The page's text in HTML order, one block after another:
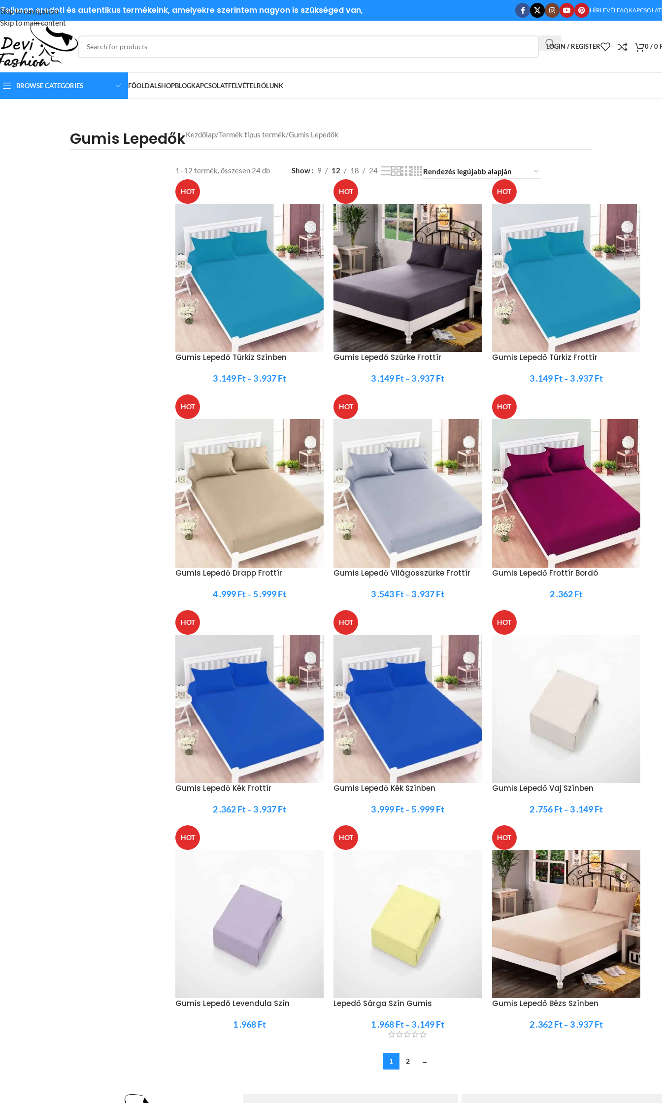
Skip to navigation
Skip to main content
Teljesen eredeti és autentikus termékeink, amelyekre szerintem nagyon is szükséged van, HÍRLEVÉLFAQKAPCSOLAT
LOGIN / REGISTER 0/0
BROWSE CATEGORIES FŐOLDALSHOPBLOGKAPCSOLATFELVÉTELRÓLUNK
Gumis LepedőkKezdőlap Termék típus termék Gumis Lepedők
1–12 termék, összesen 24 db Show 9 12 18 24
HOT
Gumis Lepedő Türkiz Színben
3 .149Ft – 3 .937Ft
HOT
Gumis Lepedő Szürke Frottír
3 .149Ft – 3 .937Ft
HOT
Gumis Lepedő Türkiz Frottír
3 .149Ft – 3 .937Ft
HOT
Gumis Lepedő Drapp Frottír
4 .999Ft – 5 .999Ft
HOT
Gumis Lepedő Világosszürke Frottír
3 .543Ft – 3 .937Ft
HOT
Gumis Lepedő Frottír Bordó
2 .362Ft
HOT
Gumis Lepedő Kék Frottír
2 .362Ft – 3 .937Ft
HOT
Gumis Lepedő Kék Színben
3 .999Ft – 5 .999Ft
HOT
Gumis Lepedő Vaj Színben
2 .756Ft – 3 .149Ft
HOT
Gumis Lepedő Levendula Szín
1 .968Ft
HOT
Lepedő Sárga Szín Gumis
1 .968Ft – 3 .149Ft
HOT
Gumis Lepedő Bézs Színben
2 .362Ft – 3 .937Ft
1 2 →